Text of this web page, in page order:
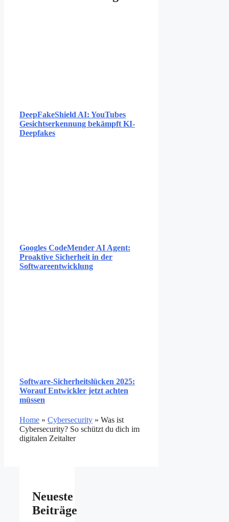
DeepFakeShield AI: YouTubes
Gesichtserkennung bekämpft KI-
Deepfakes
Googles CodeMender AI Agent:
Proaktive Sicherheit in der
Softwareentwicklung
Software-Sicherheitslücken 2025:
Worauf Entwickler jetzt achten
müssen
Home » Cybersecurity » Was ist
Cybersecurity? So schützt du dich im
digitalen Zeitalter
Neueste
Beiträge